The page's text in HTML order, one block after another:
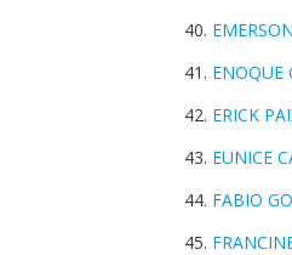
ENOQUE
ERICK
EUNICE
FABIO